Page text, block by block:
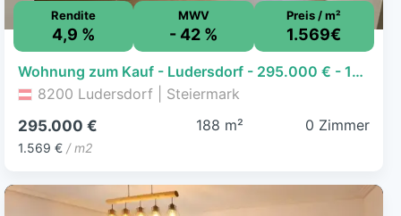
Rendite
4,9 %
MWV
- 42 %
Preis / m²
1.569€
Wohnung zum Kauf - Ludersdorf - 295.000 € - 188 m²
8200 Ludersdorf | Steiermark
295.000 €
1.569 € / m2
188 m² 0 Zimmer